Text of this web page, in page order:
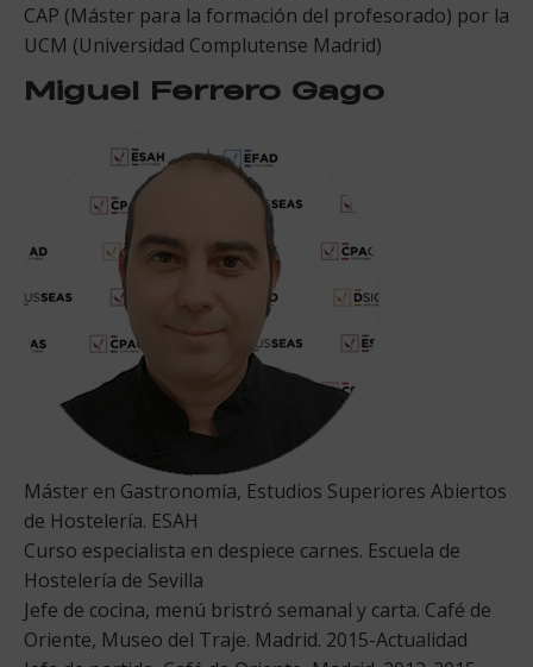
CAP (Máster para la formación del profesorado) por la
UCM (Universidad Complutense Madrid)
Miguel Ferrero Gago
Máster en Gastronomía, Estudios Superiores Abiertos
de Hostelería. ESAH
Curso especialista en despiece carnes. Escuela de
Hostelería de Sevilla
Jefe de cocina, menú bristró semanal y carta. Café de
Oriente, Museo del Traje. Madrid. 2015-Actualidad